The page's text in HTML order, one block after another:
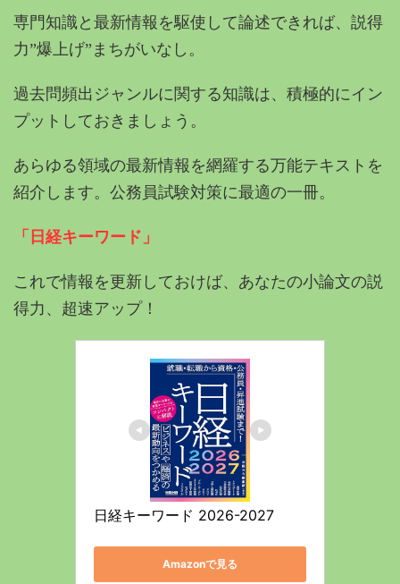
専門知識と最新情報を駆使して論述できれば、説得
力”爆上げ”まちがいなし。
過去問頻出ジャンルに関する知識は、積極的にイン
プットしておきましょう。
あらゆる領域の最新情報を網羅する万能テキストを
紹介します。公務員試験対策に最適の一冊。
「日経キーワード」
これで情報を更新しておけば、あなたの小論文の説
得力、超速アップ！
日経キーワード 2026-2027
Amazonで見る